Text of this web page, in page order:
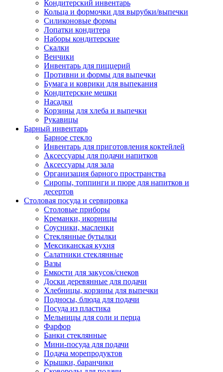
Кондитерский инвентарь
Кольца и формочки для вырубки/выпечки
Силиконовые формы
Лопатки кондитера
Наборы кондитерские
Скалки
Венчики
Инвентарь для пиццерий
Противни и формы для выпечки
Бумага и коврики для выпекания
Кондитерские мешки
Насадки
Корзины для хлеба и выпечки
Рукавицы
Барный инвентарь
Барное стекло
Инвентарь для приготовления коктейлей
Аксессуары для подачи напитков
Аксессуары для зала
Организация барного пространства
Сиропы, топпинги и пюре для напитков и
десертов
Столовая посуда и сервировка
Столовые приборы
Креманки, икорницы
Соусники, масленки
Стеклянные бутылки
Мексиканская кухня
Салатники стеклянные
Вазы
Емкости для закусок/снеков
Доски деревянные для подачи
Хлебницы, корзины для выпечки
Подносы, блюда для подачи
Посуда из пластика
Мельницы для соли и перца
Фарфор
Банки стеклянные
Мини-посуда для подачи
Подача морепродуктов
Крышки, баранчики